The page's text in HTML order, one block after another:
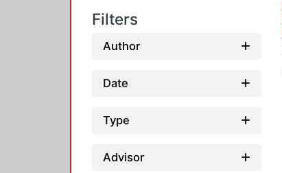
Filters
Author
Date
Type
Advisor